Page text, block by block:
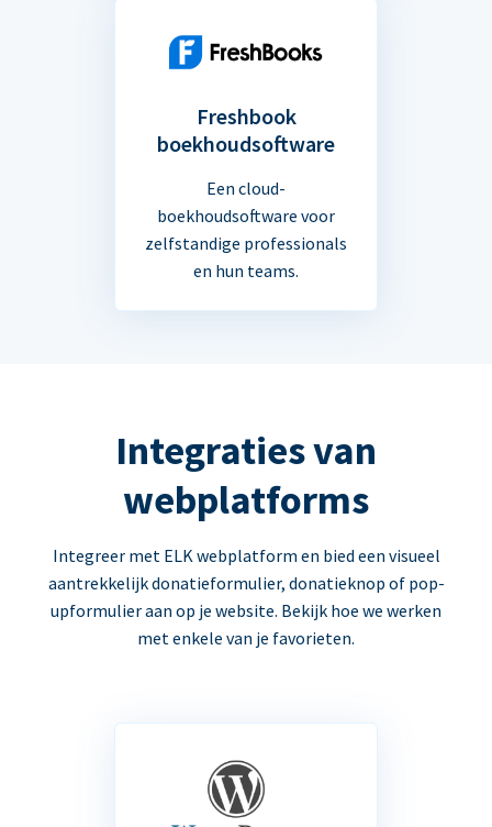
Freshbook
boekhoudsoftware
Een cloud-
boekhoudsoftware voor
zelfstandige professionals
en hun teams.
Integraties van
webplatforms
Integreer met ELK webplatform en bied een visueel
aantrekkelijk donatieformulier, donatieknop of pop-
upformulier aan op je website. Bekijk hoe we werken
met enkele van je favorieten.